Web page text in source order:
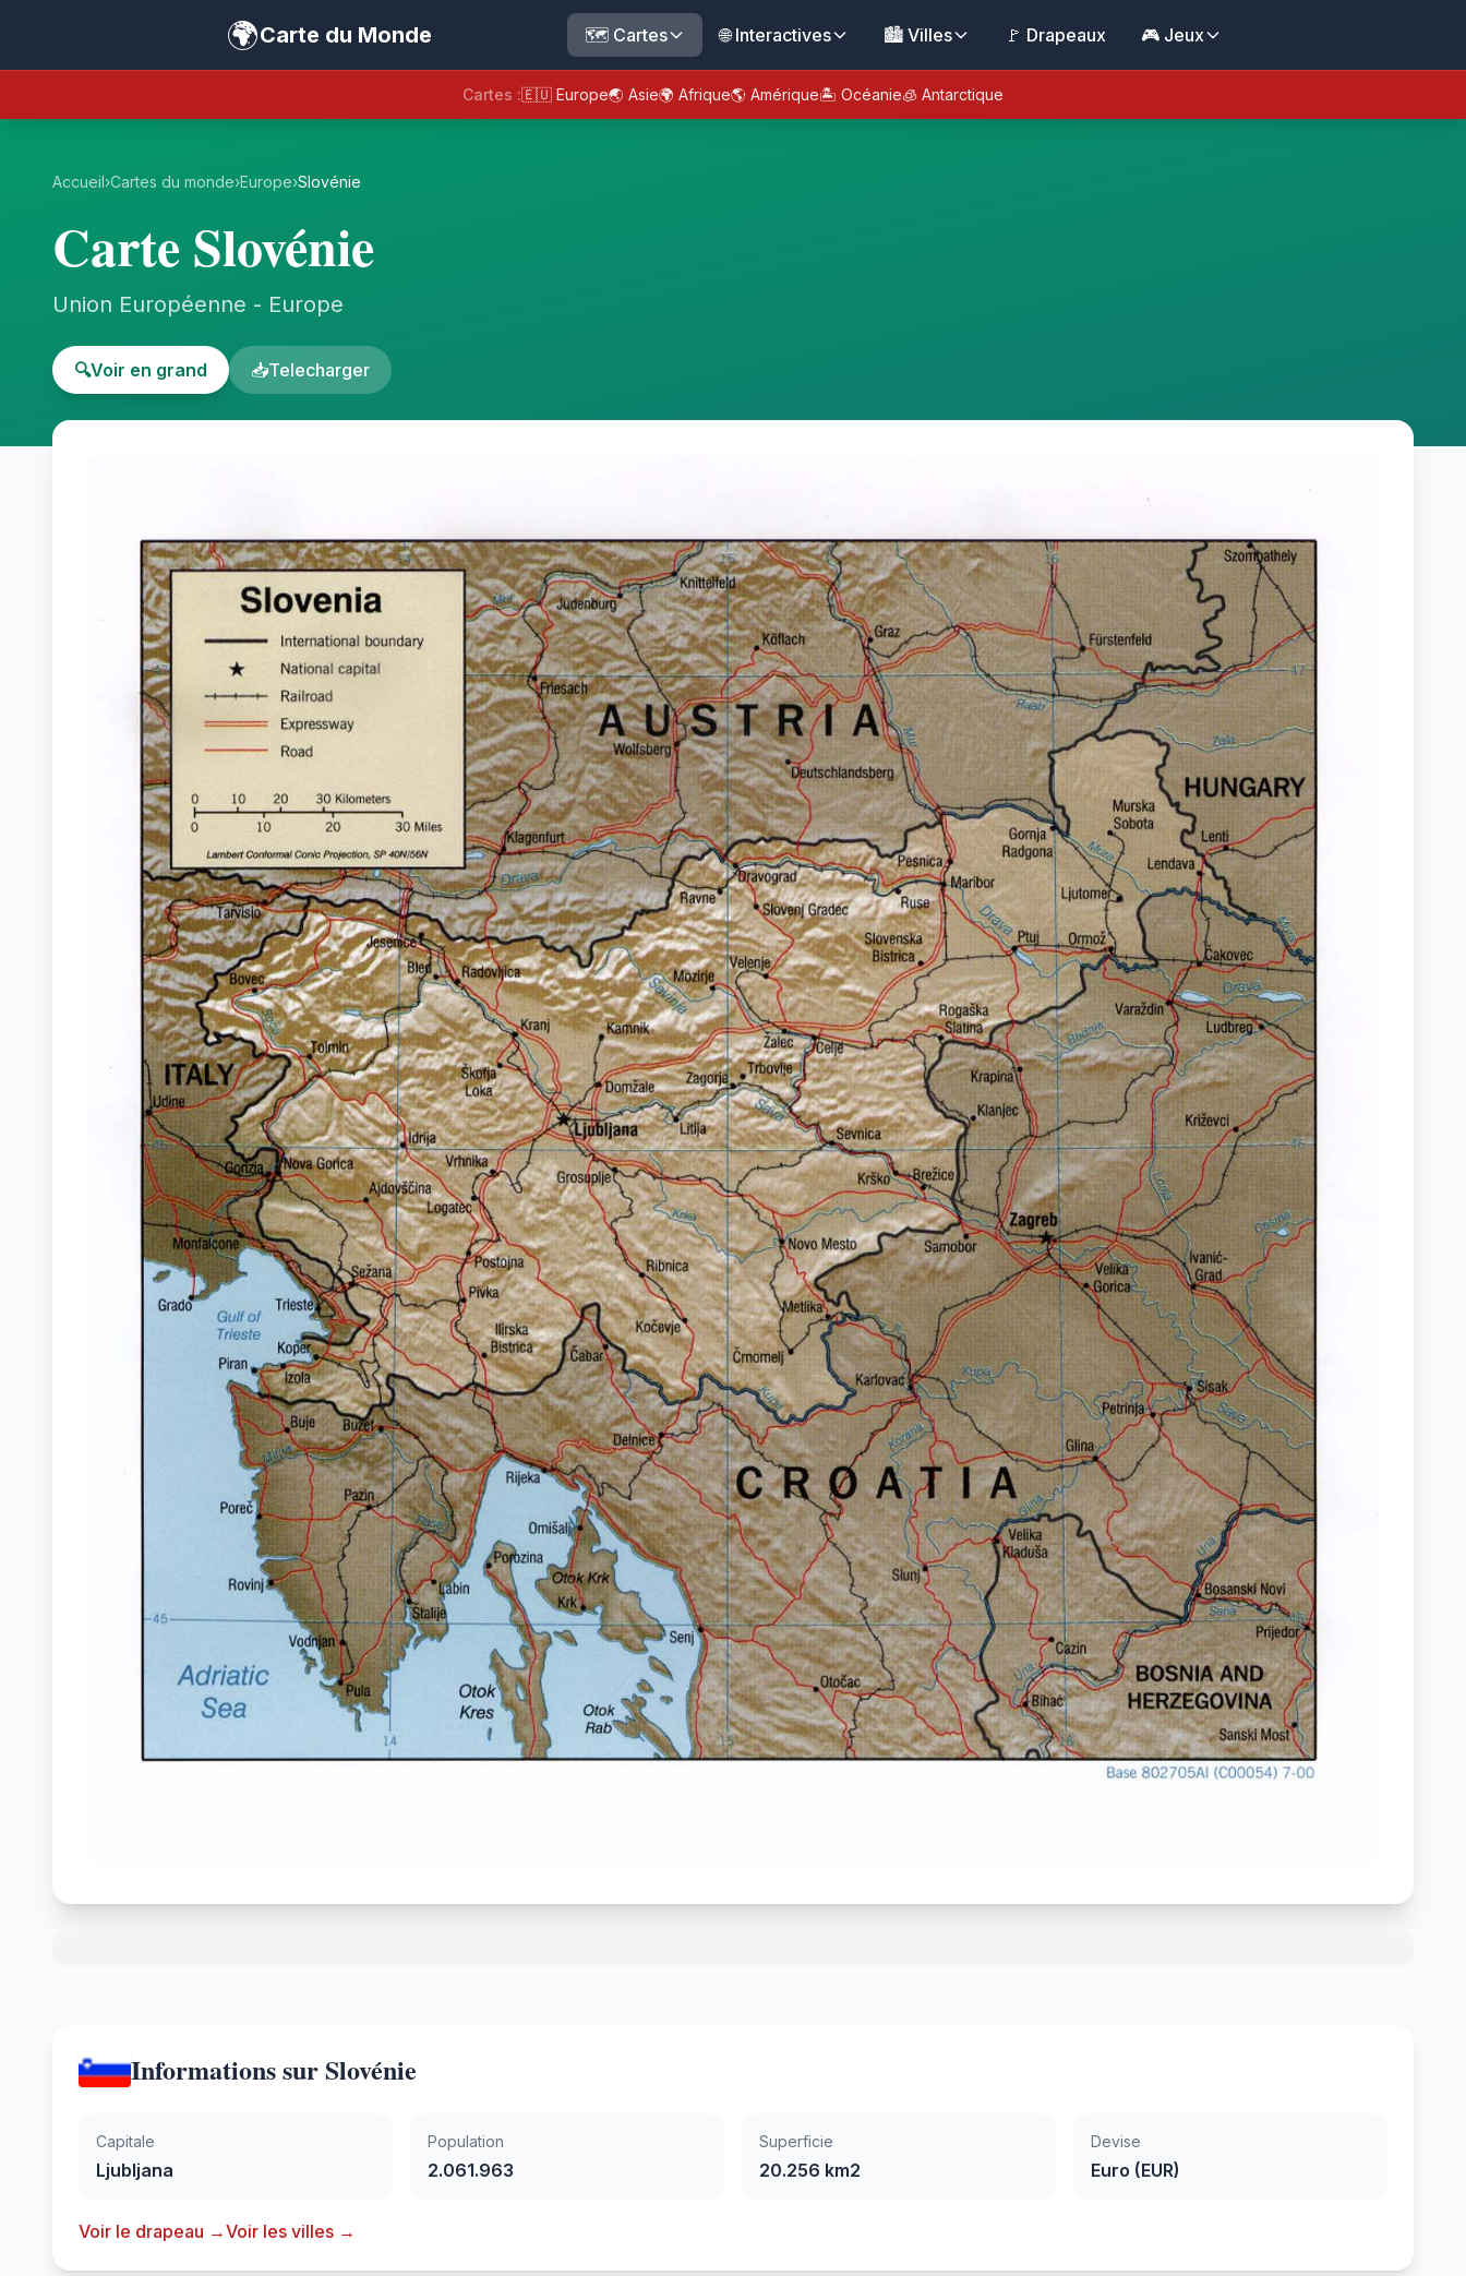
🌍Carte du Monde 🗺️ Cartes 🌐 Interactives 🏙️ Villes 🚩 Drapeaux 🎮 Jeux
Cartes :🇪🇺 Europe🌏 Asie🌍 Afrique🌎 Amérique🏝️ Océanie🧊 Antarctique
Accueil›Cartes du monde›Europe›Slovénie
Carte Slovénie
Union Européenne - Europe
🔍Voir en grand 📥Telecharger
Informations sur Slovénie
Capitale
Ljubljana
Population
2.061.963
Superficie
20.256 km2
Devise
Euro (EUR)
Voir le drapeau →Voir les villes →